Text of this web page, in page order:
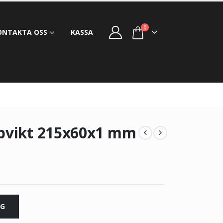
OSS KASSA 0
215x60x1 mm